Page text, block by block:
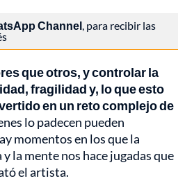
Channel, para recibir las
que otros, y controlar la
fragilidad y, lo que esto
en un reto complejo de
lo padecen pueden
momentos en los que la
la mente nos hace jugadas que
el artista.